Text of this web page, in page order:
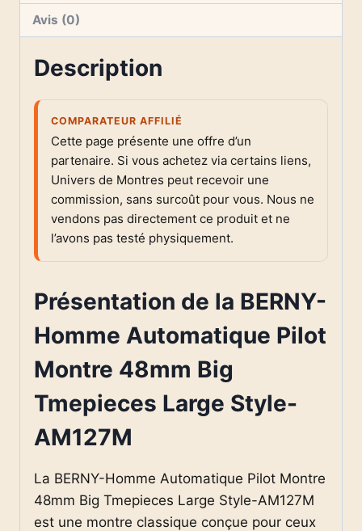
Avis (0)
Description
COMPARATEUR AFFILIÉ
Cette page présente une offre d’un
partenaire. Si vous achetez via certains liens,
Univers de Montres peut recevoir une
commission, sans surcoût pour vous. Nous ne
vendons pas directement ce produit et ne
l’avons pas testé physiquement.
Présentation de la BERNY-
Homme Automatique Pilot
Montre 48mm Big
Tmepieces Large Style-
AM127M
La BERNY-Homme Automatique Pilot Montre
48mm Big Tmepieces Large Style-AM127M
est une montre classique conçue pour ceux